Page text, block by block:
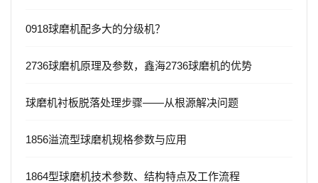
0918球磨机配多大的分级机？
2736球磨机原理及参数，鑫海2736球磨机的优势
球磨机衬板脱落处理步骤——从根源解决问题
1856溢流型球磨机规格参数与应用
1864型球磨机技术参数、结构特点及工作流程